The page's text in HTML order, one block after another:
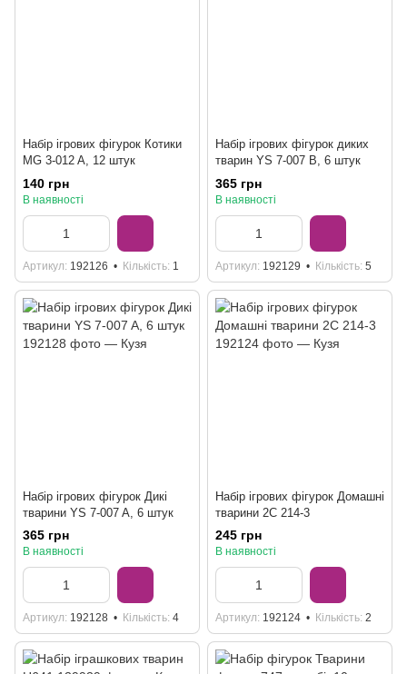
Набір ігрових фігурок Котики
MG 3-012 A, 12 штук
140 грн
В наявності
Артикул 192126 Кількість 1
Набір ігрових фігурок диких
тварин YS 7-007 B, 6 штук
365 грн
В наявності
Артикул 192129 Кількість 5
Набір ігрових фігурок Дикі
тварини YS 7-007 A, 6 штук
365 грн
В наявності
Артикул 192128 Кількість 4
Набір ігрових фігурок Домашні
тварини 2C 214-3
245 грн
В наявності
Артикул 192124 Кількість 2